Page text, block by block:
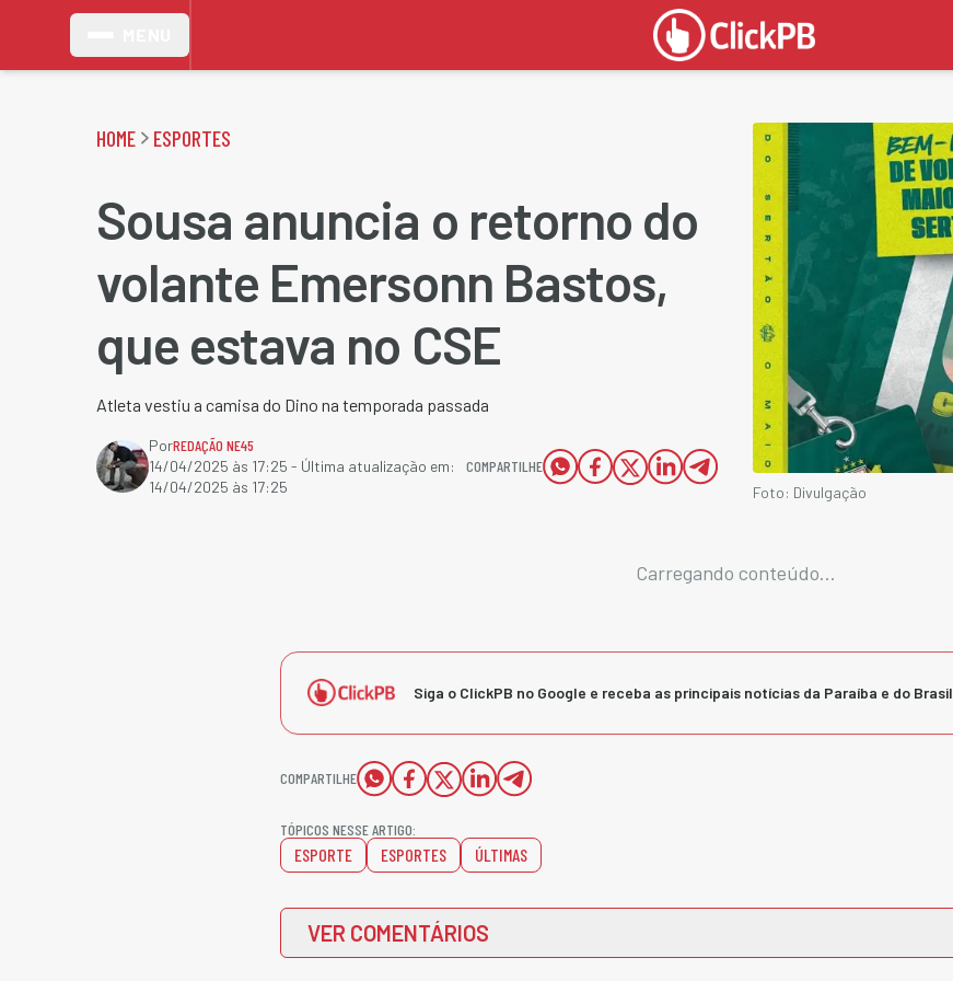
HOME ESPORTES
Sousa anuncia o retorno do
volante Emersonn Bastos,
que estava no CSE
Atleta vestiu a camisa do Dino na temporada passada
PorREDAÇÃO NE45
14/04/2025 às 17:25 - Última atualização em:
14/04/2025 às 17:25
COMPARTILHE
Foto: Divulgação
Carregando conteúdo...
Siga o ClickPB no Google e receba as principais notícias da Paraíba e do Brasil
COMPARTILHE
TÓPICOS NESSE ARTIGO:
ESPORTE ESPORTES ÚLTIMAS
VER COMENTÁRIOS